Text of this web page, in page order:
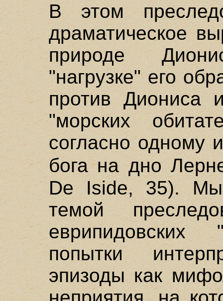
В этом
драматическое
природе
"нагрузке" его
против Диониса
"морских
согласно одному
бога на дно
De Iside, 35). Мы
темой
еврипидовских
попытки
эпизоды как